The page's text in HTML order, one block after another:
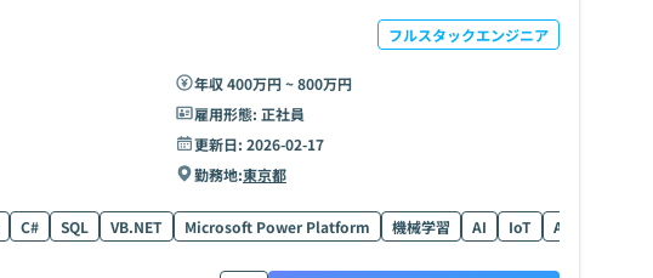
フルスタックエンジニア
年収 400万円 ~ 800万円
雇用形態: 正社員
更新日: 2026-02-17
勤務地:東京都
C# SQL VB.NET Microsoft Power Platform 機械学習 AI IoT AR/VR